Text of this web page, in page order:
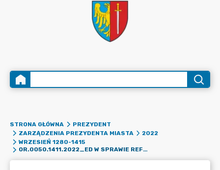
STRONA GŁÓWNA
PREZYDENT
ZARZĄDZENIA PREZYDENTA MIASTA
2022
WRZESIEŃ 1280-1415
OR.0050.1411.2022_ED W SPRAWIE REFUNDACJI KOSZTÓW DOWOZU DZIECKA DO ZESPOŁU SZKOLNO-PRZEDSZKOLNEGO NR 1, 44-240 ŻORY, UL. SŁONECZNA 2